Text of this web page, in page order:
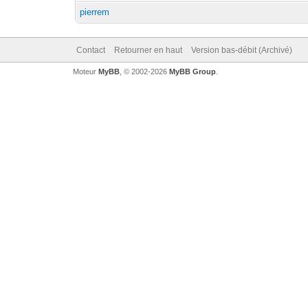
pierrem
Contact Retourner en haut Version bas-débit (Archivé)
Moteur MyBB, © 2002-2026 MyBB Group.